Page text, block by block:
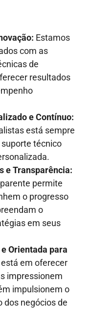
Estamos
com as
de
resultados
e Contínuo:
está sempre
técnico
e Transparência:
permite
o progresso
o
em seus
Orientada para
em oferecer
impressionem
impulsionem o
dos negócios de